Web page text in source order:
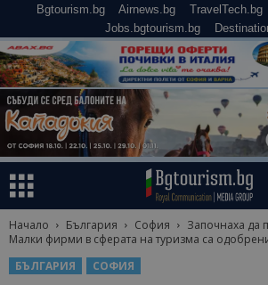
Bgtourism.bg Airnews.bg TravelTech.bg
Jobs.bgtourism.bg
Начало България София
Започнаха да
Малки фирми в сферата на туризма са
БЪЛГАРИЯ
СОФИЯ